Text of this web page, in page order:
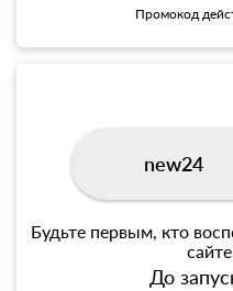
Промокод
new24
Будьте первым, кто
сайте
До